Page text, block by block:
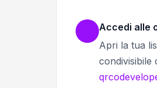
Accedi alle
Apri la tua
condivisibile